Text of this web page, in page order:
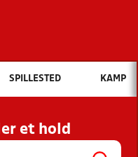
Hvad vil du søge efter?
OG NYHEDER
KLUBBER OG
SPILLESTED KAMP
et hold